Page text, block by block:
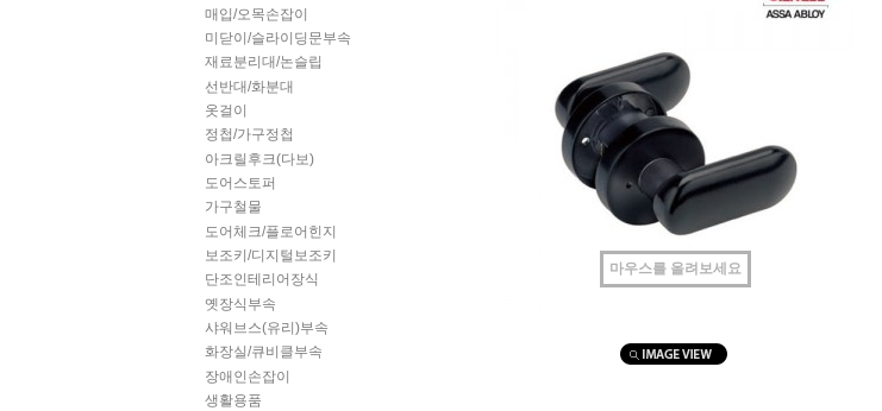
매입/오목손잡이
미닫이/슬라이딩문부속
재료분리대/논슬립
선반대/화분대
옷걸이
정첩/가구정첩
아크릴후크(다보)
도어스토퍼
가구철물
도어체크/플로어힌지
보조키/디지털보조키
단조인테리어장식
옛장식부속
샤워브스(유리)부속
화장실/큐비클부속
장애인손잡이
생활용품
마우스를 올려보세요